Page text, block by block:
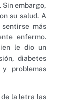
Sin embargo,
su salud. A
sentirse más
enfermo.
le dio un
diabetes
problemas
la letra las